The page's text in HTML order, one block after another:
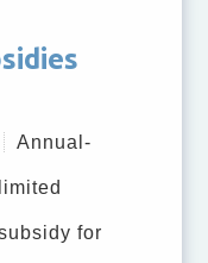
Annual-
limited
for